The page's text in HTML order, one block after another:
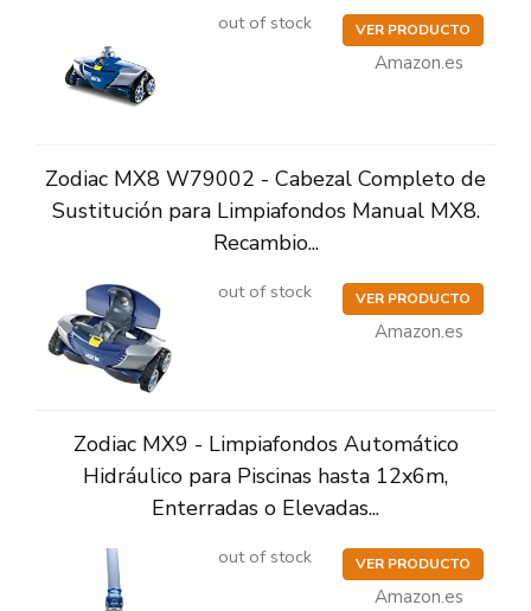
out of stock VER PRODUCTO
Amazon.es
Zodiac MX8 W79002 - Cabezal Completo de
Sustitución para Limpiafondos Manual MX8.
Recambio...
out of stock VER PRODUCTO
Amazon.es
Zodiac MX9 - Limpiafondos Automático
Hidráulico para Piscinas hasta 12x6m,
Enterradas o Elevadas...
out of stock VER PRODUCTO
Amazon.es